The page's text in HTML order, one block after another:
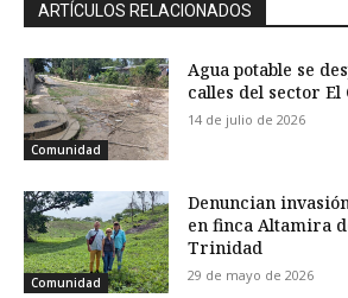
ARTÍCULOS RELACIONADOS
Comunidad
Agua potable se
calles del sector
14 de julio de 2026
Comunidad
Denuncian
en finca Altamira
Trinidad
29 de mayo de 2026